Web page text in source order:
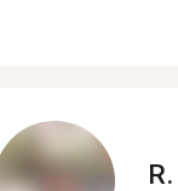
R.